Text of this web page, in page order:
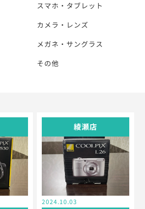
スマホ・タブレット
カメラ・レンズ
メガネ・サングラス
その他
綾瀬店
2024.10.03